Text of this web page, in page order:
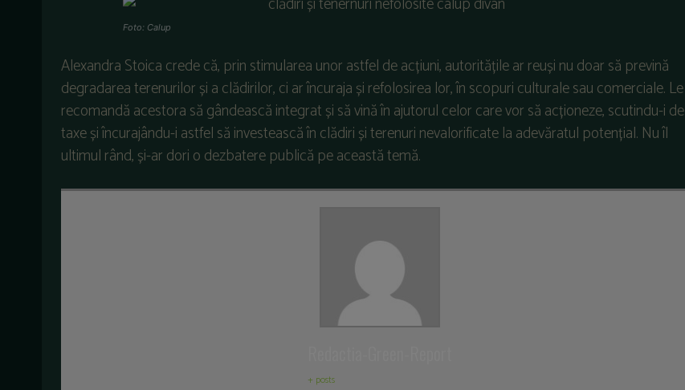
Foto: Calup
Alexandra Stoica crede că, prin stimularea unor astfel de acțiuni, autoritățile ar reuși nu doar să prevină
degradarea terenurilor și a clădirilor, ci ar încuraja și refolosirea lor, în scopuri culturale sau comerciale. Le
recomandă acestora să gândească integrat și să vină în ajutorul celor care vor să acționeze, scutindu-i de
taxe și încurajându-i astfel să investească în clădiri și terenuri nevalorificate la adevăratul potențial. Nu îl
ultimul rând, și-ar dori o dezbatere publică pe această temă.
+ posts